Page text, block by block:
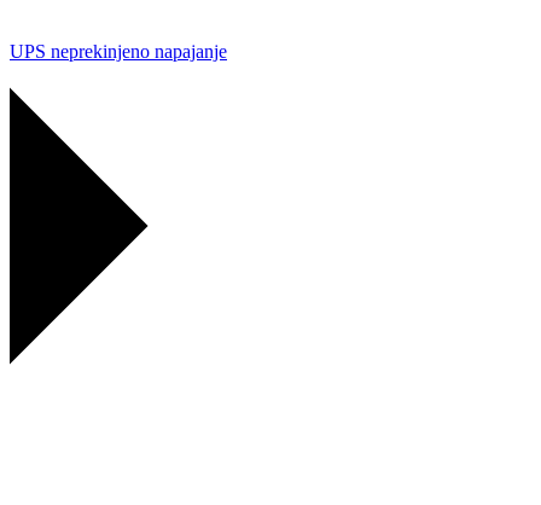
UPS neprekinjeno napajanje